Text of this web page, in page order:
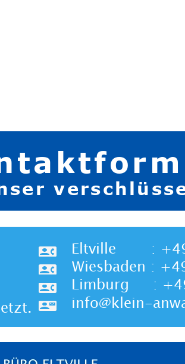
Eltville
:
Limburg     :
Wiesbaden :